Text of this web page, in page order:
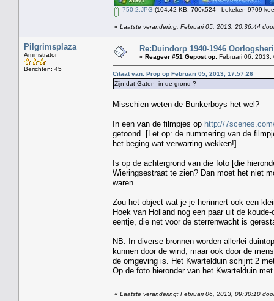
-750-2.JPG (104.42 KB, 700x524 - bekeken 9709
« Laatste verandering: Februari 05, 2013, 20:36:44
Pilgrimsplaza
Aministrator
Berichten: 45
Re:Duindorp 1940-1946
« Reageer #51 Gepost op: Februari 06, 2013,
Citaat van: Prop op Februari 05, 2013, 17:57:26
Zijn dat Gaten in de grond ?
Misschien weten de Bunkerboys het wel?
In een van de filmpjes op http://
getoond. [Let op: de nummering van de
het beging wat verwarring wekken!]
Is op de achtergrond van die foto [die
Wieringsestraat te zien? Dan moet het niet
waren.
Zou het object wat je je herinnert ook een
Hoek van Holland nog een paar uit de
eentje, die net voor de sterrenwacht is
NB: In diverse bronnen worden allerlei
kunnen door de wind, maar ook door de
de omgeving is. Het Kwartelduin schijnt 2
Op de foto hieronder van het Kwartelduin
« Laatste verandering: Februari 06, 2013, 09:30:10